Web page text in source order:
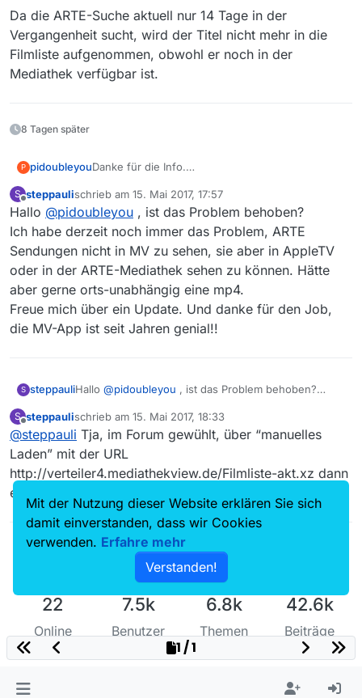
Da die ARTE-Suche aktuell nur 14 Tage in der
Vergangenheit sucht, wird der Titel nicht mehr in die
Filmliste aufgenommen, obwohl er noch in der
Mediathek verfügbar ist.
8 Tagen später
P pidoubleyouDanke für die Info.
der Mediathek.
Wir haben die erste Version mit Anpassungen
bereits freigeschalten, aber die läuft noch nicht
ganz rund. Ich bin aktuell dabei noch einige
Nachbesserungen einzubauen und werde das
Beispiel bei meinen Tests gleich mit prüfen.
S
Offline
steppaulischrieb am 15. Mai 2017, 17:57
zuletzt editiert von
Hallo @pidoubleyou , ist das Problem behoben?
Ich habe derzeit noch immer das Problem, ARTE
Sendungen nicht in MV zu sehen, sie aber in AppleTV
oder in der ARTE-Mediathek sehen zu können. Hätte
aber gerne orts-unabhängig eine mp4.
Freue mich über ein Update. Und danke für den Job,
die MV-App ist seit Jahren genial!!
S steppauliHallo @pidoubleyou , ist das Problem behoben?
Sendungen nicht in MV zu sehen, sie aber in
AppleTV oder in der ARTE-Mediathek sehen zu
können. Hätte aber gerne orts-unabhängig eine mp4.
Freue mich über ein Update. Und danke für den Job,
die MV-App ist seit Jahren genial!!
S
Offline
steppaulischrieb am 15. Mai 2017, 18:33
zuletzt editiert von
@steppauli Tja, im Forum gewühlt, über “manuelles
Laden” mit der URL
http://verteiler4.mediathekview.de/Filmliste-akt.xz dann
erfolgreich gewesen!! Cool, das Forum ist fein :)
22
Online
7.5k
Benutzer
6.8k
Themen
42.6k
Beiträge
1 / 1
Mit der Nutzung dieser Website erklären Sie sich
damit einverstanden, dass wir Cookies
verwenden. Erfahre mehr
Verstanden!